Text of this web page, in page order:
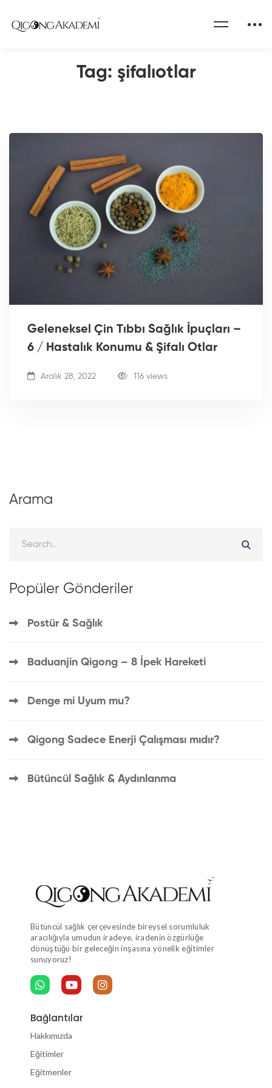
Tag: şifalıotlar
Qigong Akademi Blog
Geleneksel Çin Tıbbı Sağlık İpuçları –
6 / Hastalık Konumu & Şifalı Otlar
Aralık 28, 2022 116 views
Arama
Popüler Gönderiler
Postür & Sağlık
Baduanjin Qigong – 8 İpek Hareketi
Denge mi Uyum mu?
Qigong Sadece Enerji Çalışması mıdır?
Bütüncül Sağlık & Aydınlanma
Bütüncül sağlık çerçevesinde bireysel sorumluluk
aracılığıyla umudun iradeye, iradenin özgürlüğe
dönüştüğü bir geleceğin inşasına yönelik eğitimler
sunuyoruz!
Bağlantılar
Hakkımızda
Eğitimler
Eğitmenler